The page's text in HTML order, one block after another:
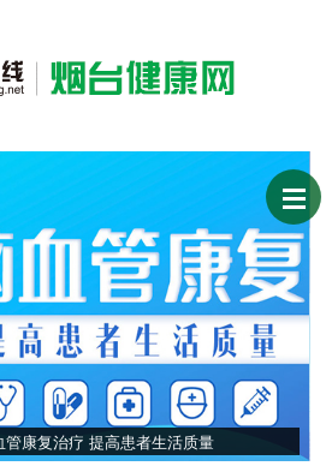
康复治疗 提高患者生活质量